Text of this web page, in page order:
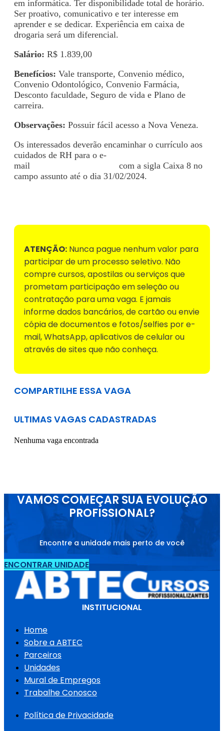
em informática. Ter disponibilidade total de horário.
Ser proativo, comunicativo e ter interesse em
aprender e se dedicar. Experiência em caixa de
drogaria será um diferencial.
Salário: R$ 1.839,00
Benefícios: Vale transporte, Convenio médico,
Convenio Odontológico, Convenio Farmácia,
Desconto faculdade, Seguro de vida e Plano de
carreira.
Observações: Possuir fácil acesso a Nova Veneza.
Os interessados deverão encaminhar o currículo aos
cuidados de RH para o e-
mail
com a sigla Caixa 8 no
campo assunto até o dia 31/02/2024.
ATENÇÃO: Nunca pague nenhum valor para
participar de um processo seletivo. Não
compre cursos, apostilas ou serviços que
prometam participação em seleção ou
contratação para uma vaga. E jamais
informe dados bancários, de cartão ou envie
cópia de documentos e fotos/selfies por e-
mail, WhatsApp, aplicativos de celular ou
através de sites que não conheça.
COMPARTILHE ESSA VAGA
ULTIMAS VAGAS CADASTRADAS
Nenhuma vaga encontrada
VAMOS COMEÇAR SUA EVOLUÇÃO
PROFISSIONAL?
Encontre a unidade mais perto de você
ENCONTRAR UNIDADE
INSTITUCIONAL
Home
Sobre a ABTEC
Parceiros
Unidades
Mural de Empregos
Trabalhe Conosco
Política de Privacidade